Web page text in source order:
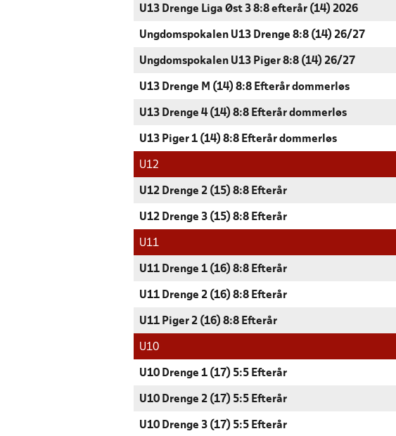
U13 Drenge Liga Øst 3 8:8 efterår (14) 2026
Ungdomspokalen U13 Drenge 8:8 (14) 26/27
Ungdomspokalen U13 Piger 8:8 (14) 26/27
U13 Drenge M (14) 8:8 Efterår dommerløs
U13 Drenge 4 (14) 8:8 Efterår dommerløs
U13 Piger 1 (14) 8:8 Efterår dommerløs
U12
U12 Drenge 2 (15) 8:8 Efterår
U12 Drenge 3 (15) 8:8 Efterår
U11
U11 Drenge 1 (16) 8:8 Efterår
U11 Drenge 2 (16) 8:8 Efterår
U11 Piger 2 (16) 8:8 Efterår
U10
U10 Drenge 1 (17) 5:5 Efterår
U10 Drenge 2 (17) 5:5 Efterår
U10 Drenge 3 (17) 5:5 Efterår